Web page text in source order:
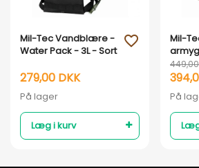
Mil-Tec Vandblære -
Water Pack - 3L - Sort
279,00 DKK
På lager
Læg i kurv
favorite_outline
Mil-Tec
- 3L
449,00
På